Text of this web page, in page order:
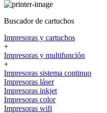
Buscador de cartuchos
Impresoras y cartuchos
+
Impresoras y multifunción
+
Impresoras sistema continuo
Impresoras láser
Impresoras inkjet
Impresoras color
Impresoras wifi